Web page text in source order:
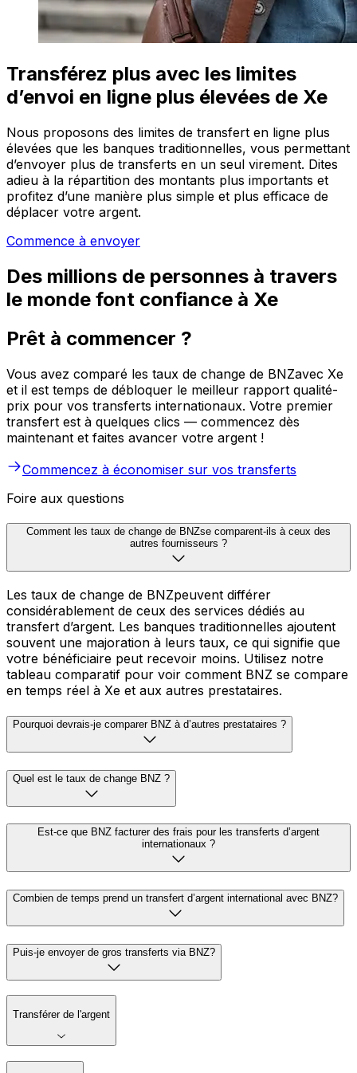
Transférez plus avec les limites
d’envoi en ligne plus élevées de Xe
Nous proposons des limites de transfert en ligne plus
élevées que les banques traditionnelles, vous permettant
d’envoyer plus de transferts en un seul virement. Dites
adieu à la répartition des montants plus importants et
profitez d’une manière plus simple et plus efficace de
déplacer votre argent.
Commence à envoyer
Des millions de personnes à travers
le monde font confiance à Xe
Prêt à commencer ?
Vous avez comparé les taux de change de BNZavec Xe
et il est temps de débloquer le meilleur rapport qualité-
prix pour vos transferts internationaux. Votre premier
transfert est à quelques clics — commencez dès
maintenant et faites avancer votre argent !
Commencez à économiser sur vos transferts
Foire aux questions
Comment les taux de change de BNZse comparent-ils à ceux des
autres fournisseurs ?
Les taux de change de BNZpeuvent différer
considérablement de ceux des services dédiés au
transfert d’argent. Les banques traditionnelles ajoutent
souvent une majoration à leurs taux, ce qui signifie que
votre bénéficiaire peut recevoir moins. Utilisez notre
tableau comparatif pour voir comment BNZ se compare
en temps réel à Xe et aux autres prestataires.
Pourquoi devrais-je comparer BNZ à d’autres prestataires ?
Quel est le taux de change BNZ ?
Est-ce que BNZ facturer des frais pour les transferts d’argent
internationaux ?
Combien de temps prend un transfert d’argent international avec BNZ?
Puis-je envoyer de gros transferts via BNZ?
Transférer de l'argent